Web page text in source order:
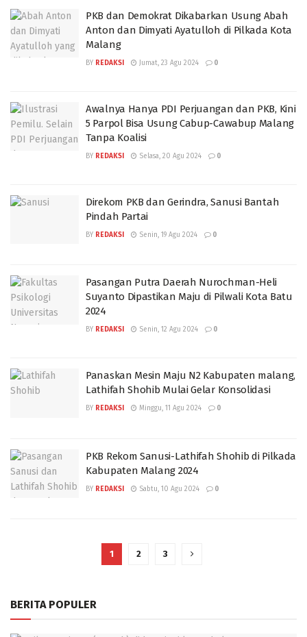
PKB dan Demokrat Dikabarkan Usung Abah
Anton dan Dimyati Ayatulloh di Pilkada Kota
Malang
BY REDAKSI Jumat, 23 Agu 2024 0
Awalnya Hanya PDI Perjuangan dan PKB, Kini
5 Parpol Bisa Usung Cabup-Cawabup Malang
Tanpa Koalisi
BY REDAKSI Selasa, 20 Agu 2024 0
Direkom PKB dan Gerindra, Sanusi Bantah
Pindah Partai
BY REDAKSI Senin, 19 Agu 2024 0
Pasangan Putra Daerah Nurochman-Heli
Suyanto Dipastikan Maju di Pilwali Kota Batu
2024
BY REDAKSI Senin, 12 Agu 2024 0
Panaskan Mesin Maju N2 Kabupaten malang,
Lathifah Shohib Mulai Gelar Konsolidasi
BY REDAKSI Minggu, 11 Agu 2024 0
PKB Rekom Sanusi-Lathifah Shohib di Pilkada
Kabupaten Malang 2024
BY REDAKSI Sabtu, 10 Agu 2024 0
1 2 3
BERITA POPULER